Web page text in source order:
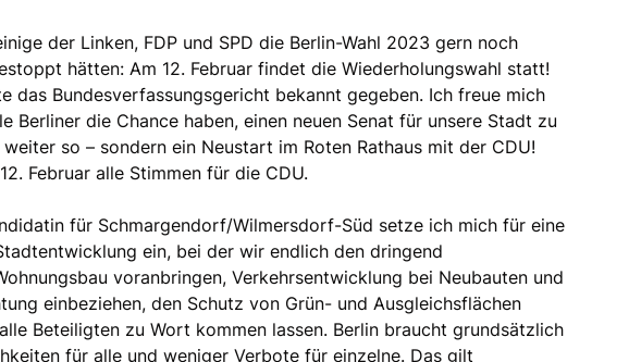
der Linken, FDP und SPD die Berlin-Wahl 2023 gern noch
hätten: Am 12. Februar findet die Wiederholungswahl statt!
das Bundesverfassungsgericht bekannt gegeben. Ich freue mich
Berliner die Chance haben, einen neuen Senat für unsere Stadt zu
weiter so – sondern ein Neustart im Roten Rathaus mit der CDU!
Februar alle Stimmen für die CDU.
für Schmargendorf/Wilmersdorf-Süd setze ich mich für eine
ein, bei der wir endlich den dringend
voranbringen, Verkehrsentwicklung bei Neubauten und
einbeziehen, den Schutz von Grün- und Ausgleichsflächen
Beteiligten zu Wort kommen lassen. Berlin braucht grundsätzlich
für alle und weniger Verbote für einzelne. Das gilt